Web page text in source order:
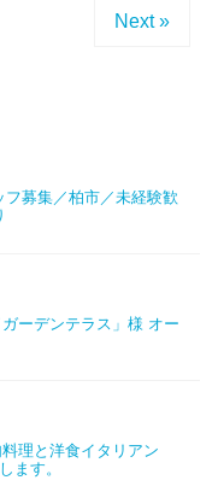
Next »
募集／柏市／未経験歓
ーデンテラス」様 オー
理と洋食イタリアン
ます。